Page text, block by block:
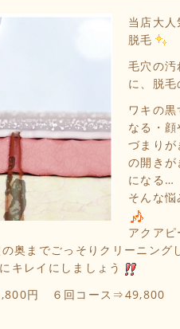
当店大
脱毛
毛穴の汚
に、脱毛
ワキの
なる・
づまりが
の開き
になる…
そんな
アクア
奥までごっそりクリーニング
キレイにしましょう
円 ６回コース⇒49,800